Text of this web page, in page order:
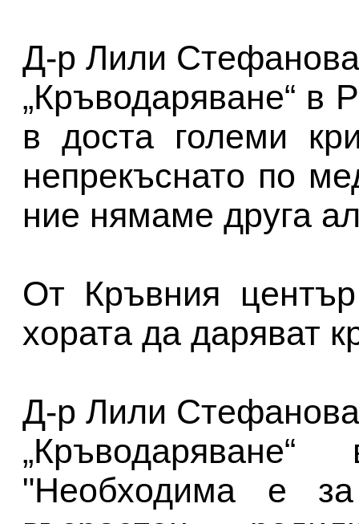
Д-р Лили
„Кръводаряване“
в доста големи
непрекъснато по
ние нямаме друга
От Кръвния
хората да даряват
Д-р Лили
"Необходима е